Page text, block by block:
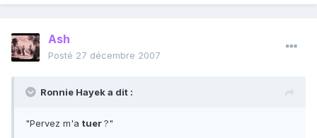
Ash
Posté 27 décembre 2007
Ronnie Hayek a dit :
"Pervez m'a tuer?"